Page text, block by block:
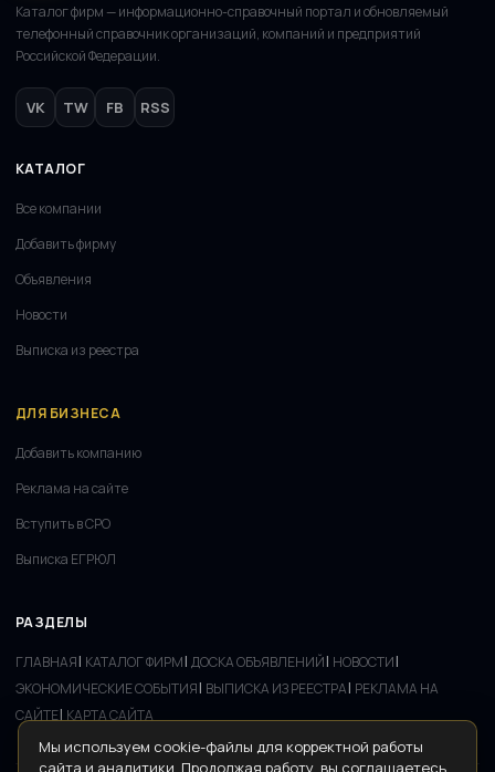
Каталог фирм — информационно-справочный портал и обновляемый
телефонный справочник организаций, компаний и предприятий
Российской Федерации.
VK TW FB RSS
КАТАЛОГ
Все компании
Добавить фирму
Объявления
Новости
Выписка из реестра
ДЛЯ БИЗНЕСА
Добавить компанию
Реклама на сайте
Вступить в СРО
Выписка ЕГРЮЛ
РАЗДЕЛЫ
ГЛАВНАЯ| КАТАЛОГ ФИРМ| ДОСКА ОБЪЯВЛЕНИЙ| НОВОСТИ|
ЭКОНОМИЧЕСКИЕ СОБЫТИЯ| ВЫПИСКА ИЗ РЕЕСТРА| РЕКЛАМА НА
САЙТЕ| КАРТА САЙТА
Мы используем cookie-файлы для корректной работы
сайта и аналитики. Продолжая работу, вы соглашаетесь